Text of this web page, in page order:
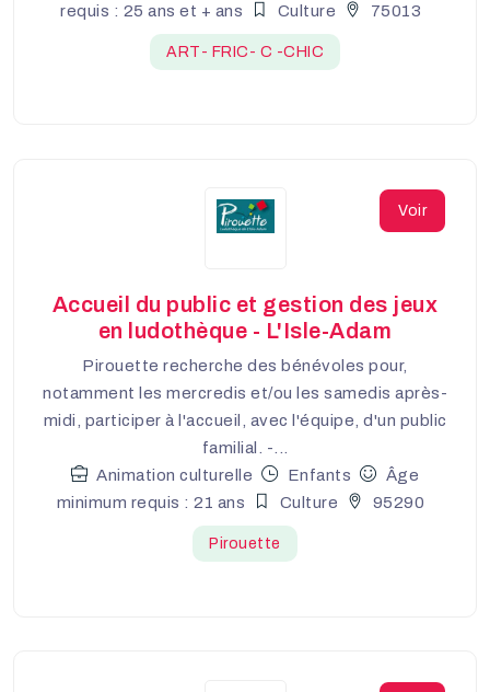
requis : 25 ans et + ans
Culture 75013
ART- FRIC- C -CHIC
Voir
Accueil du public et gestion des jeux
en ludothèque - L'Isle-Adam
Pirouette recherche des bénévoles pour,
notamment les mercredis et/ou les samedis après-
midi, participer à l'accueil, avec l'équipe, d'un public
familial. -...
Animation culturelle
Enfants
Âge
minimum requis : 21 ans
Culture 95290
Pirouette